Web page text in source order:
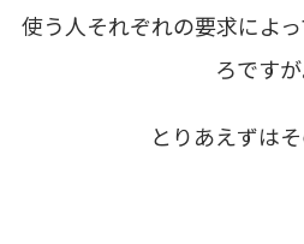
使う人それぞれの要求によ
ろですが
とりあえずはそ